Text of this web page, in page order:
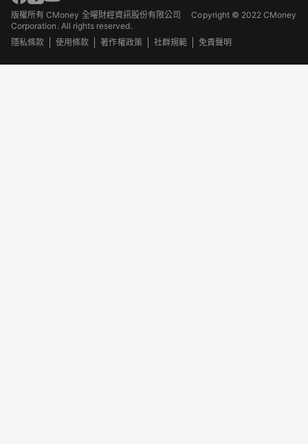
版權所有 CMoney 全曜財經資訊股份有限公司Copyright © 2022 CMoney
Corporation. All rights reserved.
隱私條款
使用條款 著作權政策 社群規範 免責聲明